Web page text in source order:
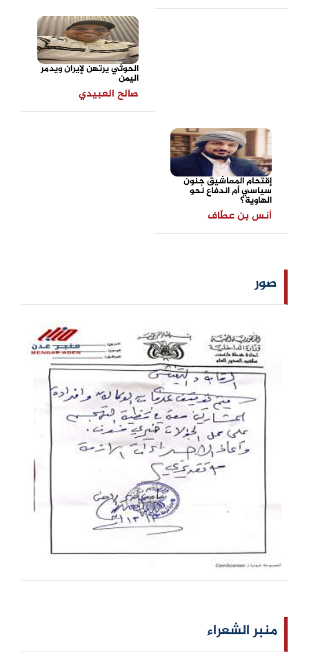
الحوثي يرتهن لإيران ويدمر
اليمن
صالح العبيدي
إقتحام المعاشيق جنون
سياسي أم اندفاع نحو
الهاوية؟
أنس بن عطّاف
صور
منبر الشعراء